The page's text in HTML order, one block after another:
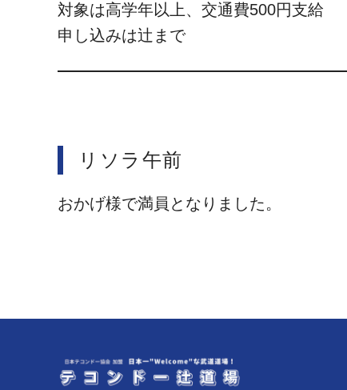
対象は高学年以上、交通費500円支給
申し込みは辻まで
リソラ午前
おかげ様で満員となりました。